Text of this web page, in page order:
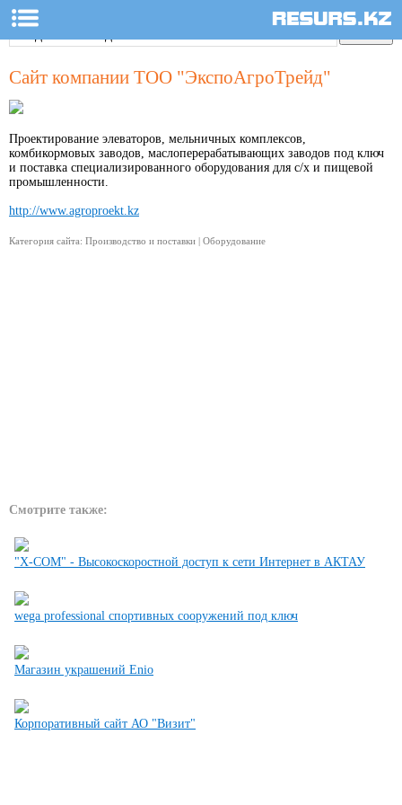
Сайт компании ТОО "ЭкспоАгроТрейд"
Проектирование элеваторов, мельничных комплексов,
комбикормовых заводов, маслоперерабатывающих заводов под ключ
и поставка специализированного оборудования для с/х и пищевой
промышленности.
http://www.agroproekt.kz
Категория сайта: Производство и поставки | Оборудование
Смотрите также:
"X-COM" - Высокоскоростной доступ к сети Интернет в АКТАУ
wega professional спортивных сооружений под ключ
Магазин украшений Enio
Корпоративный сайт АО "Визит"